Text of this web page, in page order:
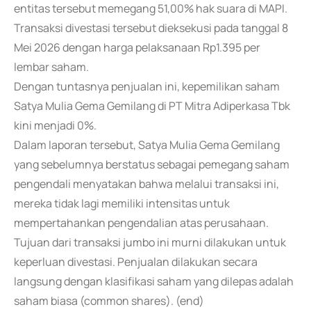
entitas tersebut memegang 51,00% hak suara di MAPI.
Transaksi divestasi tersebut dieksekusi pada tanggal 8
Mei 2026 dengan harga pelaksanaan Rp1.395 per
lembar saham.
Dengan tuntasnya penjualan ini, kepemilikan saham
Satya Mulia Gema Gemilang di PT Mitra Adiperkasa Tbk
kini menjadi 0%.
Dalam laporan tersebut, Satya Mulia Gema Gemilang
yang sebelumnya berstatus sebagai pemegang saham
pengendali menyatakan bahwa melalui transaksi ini,
mereka tidak lagi memiliki intensitas untuk
mempertahankan pengendalian atas perusahaan.
Tujuan dari transaksi jumbo ini murni dilakukan untuk
keperluan divestasi. Penjualan dilakukan secara
langsung dengan klasifikasi saham yang dilepas adalah
saham biasa (common shares). (end)